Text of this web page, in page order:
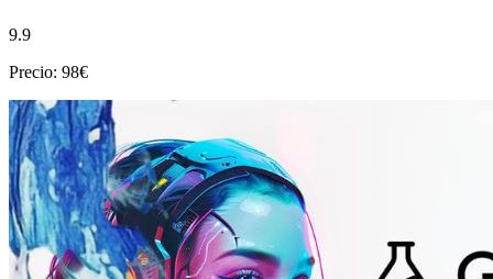
9.9
Precio: 98€